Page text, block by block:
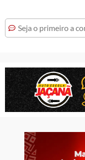
Seja o primeiro a